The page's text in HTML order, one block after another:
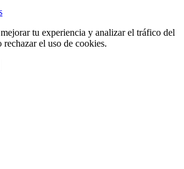
tu experiencia y analizar el tráfico del
rechazar el uso de cookies.